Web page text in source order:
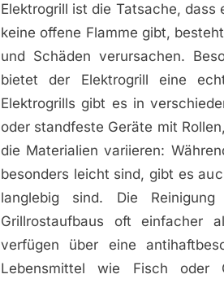
Elektrogrill ist die Tatsache,
keine offene Flamme gibt,
und Schäden verursachen.
bietet der Elektrogrill eine
Elektrogrills gibt es in
oder standfeste Geräte mit
die Materialien variieren:
besonders leicht sind, gibt es
langlebig sind. Die
Grillrostaufbaus oft einfacher
verfügen über eine
Lebensmittel wie Fisch oder